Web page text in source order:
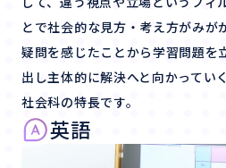
とで社会的な見方・考え方がみが
疑問を感じたことから学習問題を
出し主体的に解決へと向かってい
社会科の特長です。
英語